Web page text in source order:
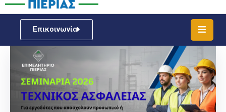
Επικοινωνία
Νέα
Υπηρεσίες
Μητρώου